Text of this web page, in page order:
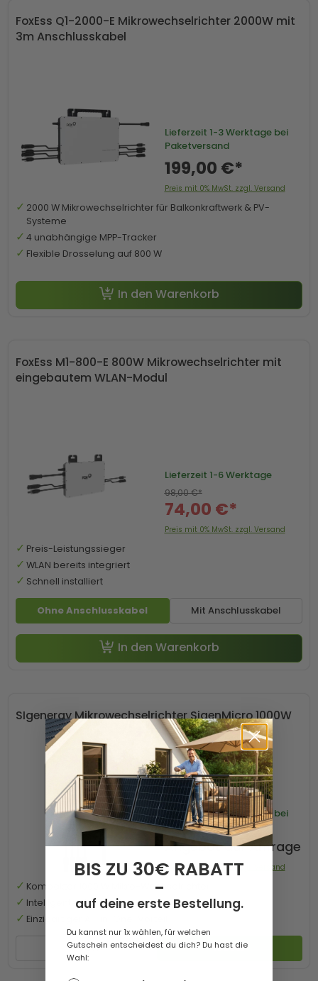
FoxEss Q1-2000-E Mikrowechselrichter 2000W mit
3m Anschlusskabel
Lieferzeit 1-3 Werktage bei
Paketversand
199,00 €*
Preis mit 0% MwSt. zzgl. Versand
2000 W Mikrowechselrichter für Balkonkraftwerk & PV-
Systeme
4 unabhängige MPP-Tracker
Flexible Drosselung auf 800 W
In den Warenkorb
FoxEss M1-800-E 800W Mikrowechselrichter mit
eingebautem WLAN-Modul
Ohne Anschlusskabel Mit Anschlusskabel
Lieferzeit 1-6 Werktage
74,00 €*
98,00 €*
Preis mit 0% MwSt. zzgl. Versand
Preis-Leistungssieger
WLAN bereits integriert
Schnell installiert
In den Warenkorb
SIgenergy Mikrowechselrichter SigenMicro 1000W
800W 1000W
Versandkostenfrei
Lieferzeit1-3 Werktage bei
Paketversand
Angebot auf Anfrage
Preis mit 0% MwSt. zzgl. Versand
Kompakter 1000 W Mikro-Wechselrichter
Intelligentes Monitoring
Einzigartiger All-in-One-Vorteil
BIS ZU 30€ RABATT
-
auf deine erste Bestellung.
Du kannst nur 1x wählen, für welchen
Gutschein entscheidest du dich? Du hast die
Wahl: